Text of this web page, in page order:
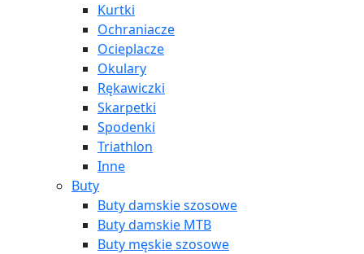
Kurtki
Ochraniacze
Ocieplacze
Okulary
Rękawiczki
Skarpetki
Spodenki
Triathlon
Inne
Buty
Buty damskie szosowe
Buty damskie MTB
Buty męskie szosowe